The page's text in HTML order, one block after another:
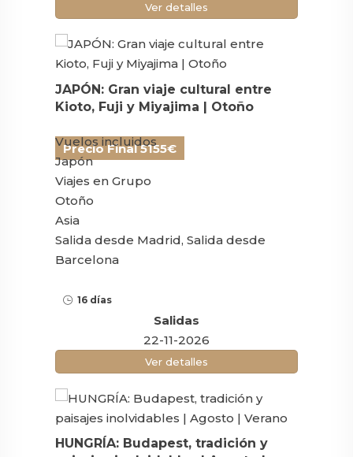
Ver detalles
Precio Final 5155€
JAPÓN: Gran viaje cultural entre
Kioto, Fuji y Miyajima | Otoño
Vuelos incluidos
Japón
Viajes en Grupo
Otoño
Asia
Salida desde Madrid, Salida desde
Barcelona
16 días
Salidas
22-11-2026
Ver detalles
HUNGRÍA: Budapest, tradición y